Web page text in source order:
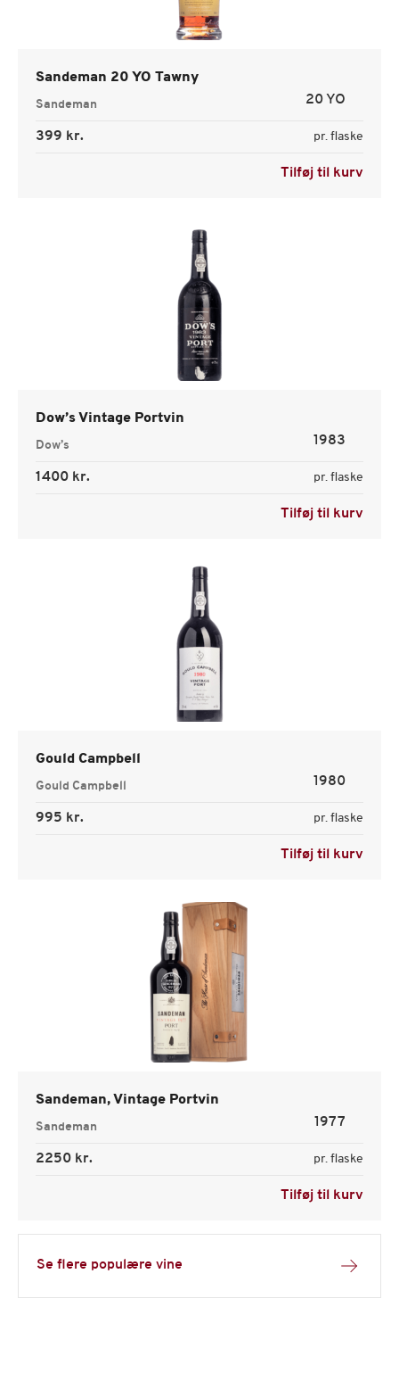
Sandeman 20 YO Tawny
Sandeman 20 YO
399 kr. pr. flaske
Tilføj til kurv
Dow’s Vintage Portvin
Dow’s 1983
1400 kr. pr. flaske
Tilføj til kurv
Gould Campbell
Gould Campbell 1980
995 kr. pr. flaske
Tilføj til kurv
Sandeman, Vintage Portvin
Sandeman 1977
2250 kr. pr. flaske
Tilføj til kurv
Se flere populære vine